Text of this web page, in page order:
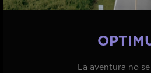
La aventura no